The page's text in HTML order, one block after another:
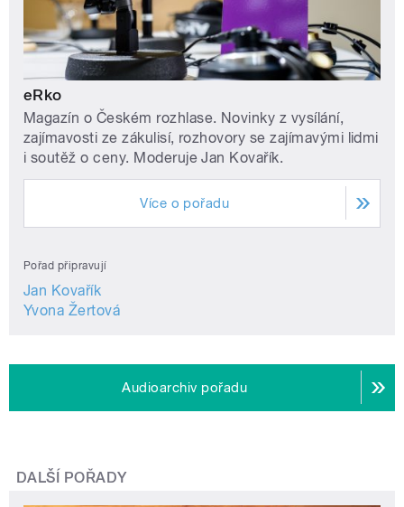
eRko
Magazín o Českém rozhlase. Novinky z vysílání,
zajímavosti ze zákulisí, rozhovory se zajímavými lidmi
i soutěž o ceny. Moderuje Jan Kovařík.
Více o pořadu
Pořad připravují
Jan Kovařík
Yvona Žertová
Audioarchiv pořadu
DALŠÍ POŘADY